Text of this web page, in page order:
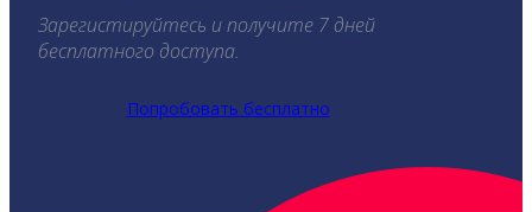
Зарегистируйтесь и получите 7 дней
бесплатного доступа.
Попробовать бесплатно